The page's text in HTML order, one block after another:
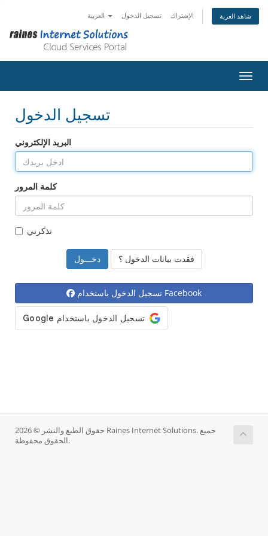
تسجيل الدخول الإشتراك شاهد العربة
تسجيل الدخول
البريد الإلكتروني
كلمة المرور
تذكرني
فقدت بيانات الدخول ؟
تسجيل الدخول باستخدام Facebook
حقوق الطبع والنشر © 2026 Raines Internet Solutions. جميع
الحقوق محفوظة.